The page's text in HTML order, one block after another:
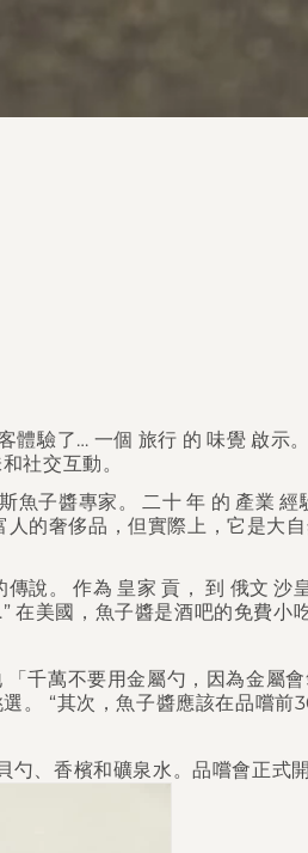
體驗了… 一個 旅行 的 味覺 啟示。
社交互動。
魚子醬專家。
二十 年 的 產業 經
的奢侈品，但實際上，它是大
說。
作為 皇家 貢， 到 俄文 沙
在美國，魚子醬是酒吧的免費小
「千萬不要用金屬勺，因為金屬
。 “其次，魚子醬應該在品嚐前
勺、香檳和礦泉水。品嚐會正式開